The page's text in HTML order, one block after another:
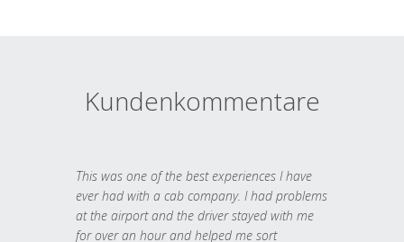
Kundenkommentare
This was one of the best experiences I have
ever had with a cab company. I had problems
at the airport and the driver stayed with me
for over an hour and helped me sort